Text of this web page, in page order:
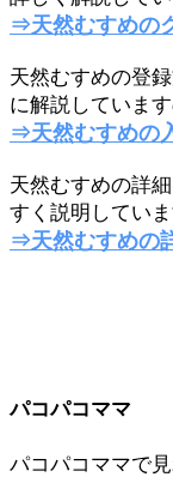
⇒天然むすめの
天然むすめの登
に解説していま
⇒天然むすめの
天然むすめの詳
すく説明してい
⇒天然むすめの
パコパコママ
パコパコママで